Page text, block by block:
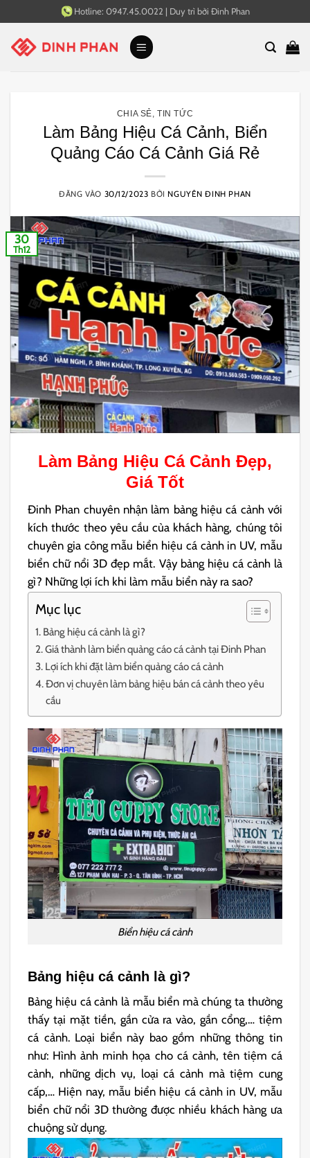
qua
nội
Hotline: 0947.45.0022 | Duy trì bởi Đinh Phan
CHIA SẺ ,TIN TỨC
Làm Bảng Hiệu Cá Cảnh, Biển
Quảng Cáo Cá Cảnh Giá Rẻ
ĐĂNG VÀO 30/12/2023 BỞI NGUYÊN ĐINH PHAN
30
Th12
Làm Bảng Hiệu Cá Cảnh Đẹp,
Giá Tốt
Đinh Phan chuyên nhận làm bảng hiệu cá cảnh với
kích thước theo yêu cầu của khách hàng, chúng tôi
chuyên gia công mẫu biển hiệu cá cảnh in UV, mẫu
biển chữ nổi 3D đẹp mắt. Vậy bảng hiệu cá cảnh là
gì? Những lợi ích khi làm mẫu biển này ra sao?
Mục lục
Bảng hiệu cá cảnh là gì?
Giá thành làm biển quảng cáo cá cảnh tại Đinh Phan
Lợi ích khi đặt làm biển quảng cáo cá cảnh
Đơn vị chuyên làm bảng hiệu bán cá cảnh theo yêu
cầu
Biển hiệu cá cảnh
Bảng hiệu cá cảnh là gì?
Bảng hiệu cá cảnh là mẫu biển mà chúng ta thường
thấy tại mặt tiền, gần cửa ra vào, gần cổng,… tiệm
cá cảnh. Loại biển này bao gồm những thông tin
như: Hình ảnh minh họa cho cá cảnh, tên tiệm cá
cảnh, những dịch vụ, loại cá cảnh mà tiệm cung
cấp,… Hiện nay, mẫu biển hiệu cá cảnh in UV, mẫu
biển chữ nổi 3D thường được nhiều khách hàng ưa
chuộng sử dụng.